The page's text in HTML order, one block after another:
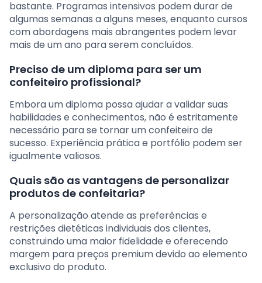
bastante. Programas intensivos podem durar de
algumas semanas a alguns meses, enquanto cursos
com abordagens mais abrangentes podem levar
mais de um ano para serem concluídos.
Preciso de um diploma para ser um
confeiteiro profissional?
Embora um diploma possa ajudar a validar suas
habilidades e conhecimentos, não é estritamente
necessário para se tornar um confeiteiro de
sucesso. Experiência prática e portfólio podem ser
igualmente valiosos.
Quais são as vantagens de personalizar
produtos de confeitaria?
A personalização atende as preferências e
restrições dietéticas individuais dos clientes,
construindo uma maior fidelidade e oferecendo
margem para preços premium devido ao elemento
exclusivo do produto.